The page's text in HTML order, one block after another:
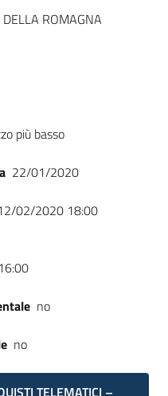
ROMAGNA
più basso
22/01/2020
02/2020 18:00
no
no
TELEMATICI –